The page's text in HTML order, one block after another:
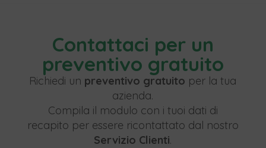
Contattaci per un
preventivo gratuito
Richiedi un preventivo gratuito per la tua
azienda.
Compila il modulo con i tuoi dati di
recapito per essere ricontattato dal nostro
Servizio Clienti.